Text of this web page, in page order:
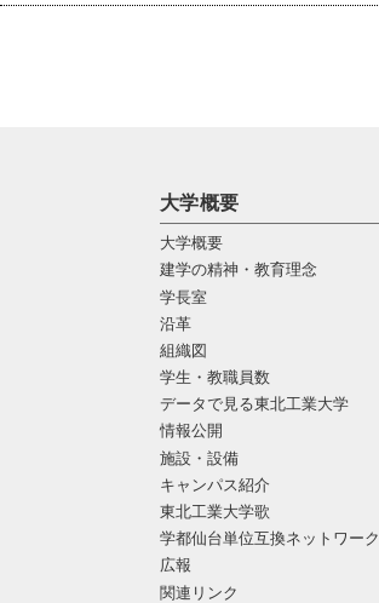
大学概要
大学概要
建学の精神・教育理念
学長室
沿革
組織図
学生・教職員数
データで見る東北工業大学
情報公開
施設・設備
キャンパス紹介
東北工業大学歌
学都仙台単位互換ネットワーク
広報
関連リンク